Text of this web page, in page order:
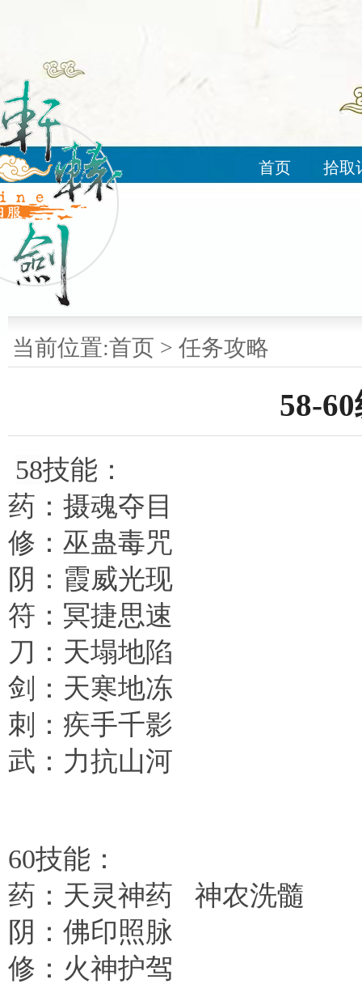
首页 拾取
当前位置:首页 > 任务攻略
58-
58技能：
药：摄魂夺目
修：巫蛊毒咒
阴：霞威光现
符：冥捷思速
刀：天塌地陷
剑：天寒地冻
刺：疾手千影
武：力抗山河
60技能：
药：天灵神药
神农洗髓
阴：佛印照脉
修：火神护驾